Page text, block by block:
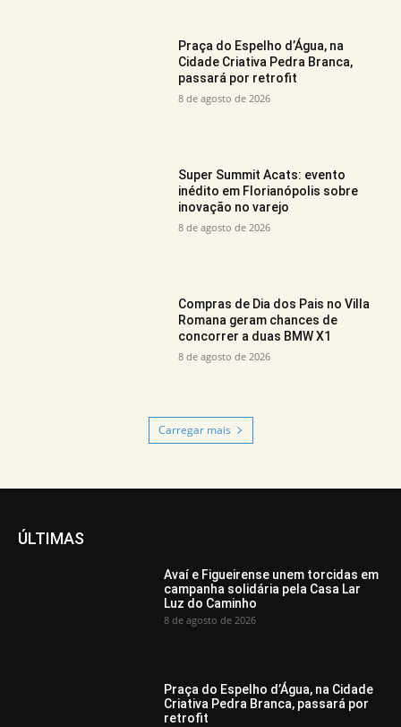
Praça do Espelho d’Água, na
Cidade Criativa Pedra Branca,
passará por retrofit
8 de agosto de 2026
Super Summit Acats: evento
inédito em Florianópolis sobre
inovação no varejo
8 de agosto de 2026
Compras de Dia dos Pais no Villa
Romana geram chances de
concorrer a duas BMW X1
8 de agosto de 2026
Carregar mais
ÚLTIMAS
Avaí e Figueirense unem torcidas em
campanha solidária pela Casa Lar
Luz do Caminho
8 de agosto de 2026
Praça do Espelho d’Água, na Cidade
Criativa Pedra Branca, passará por
retrofit